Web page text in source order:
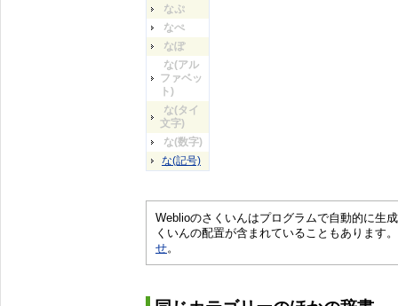
なぷ
なぺ
なぽ
な(アル
ファベッ
ト)
な(タイ
文字)
な(数字)
な(記号)
Weblioのさくいんはプログラムで自動的に生
くいんの配置が含まれていることもあります
せ。